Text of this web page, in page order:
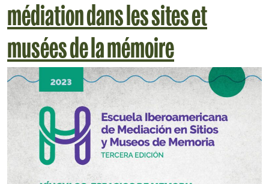
médiation dans les sites et
musées de la mémoire